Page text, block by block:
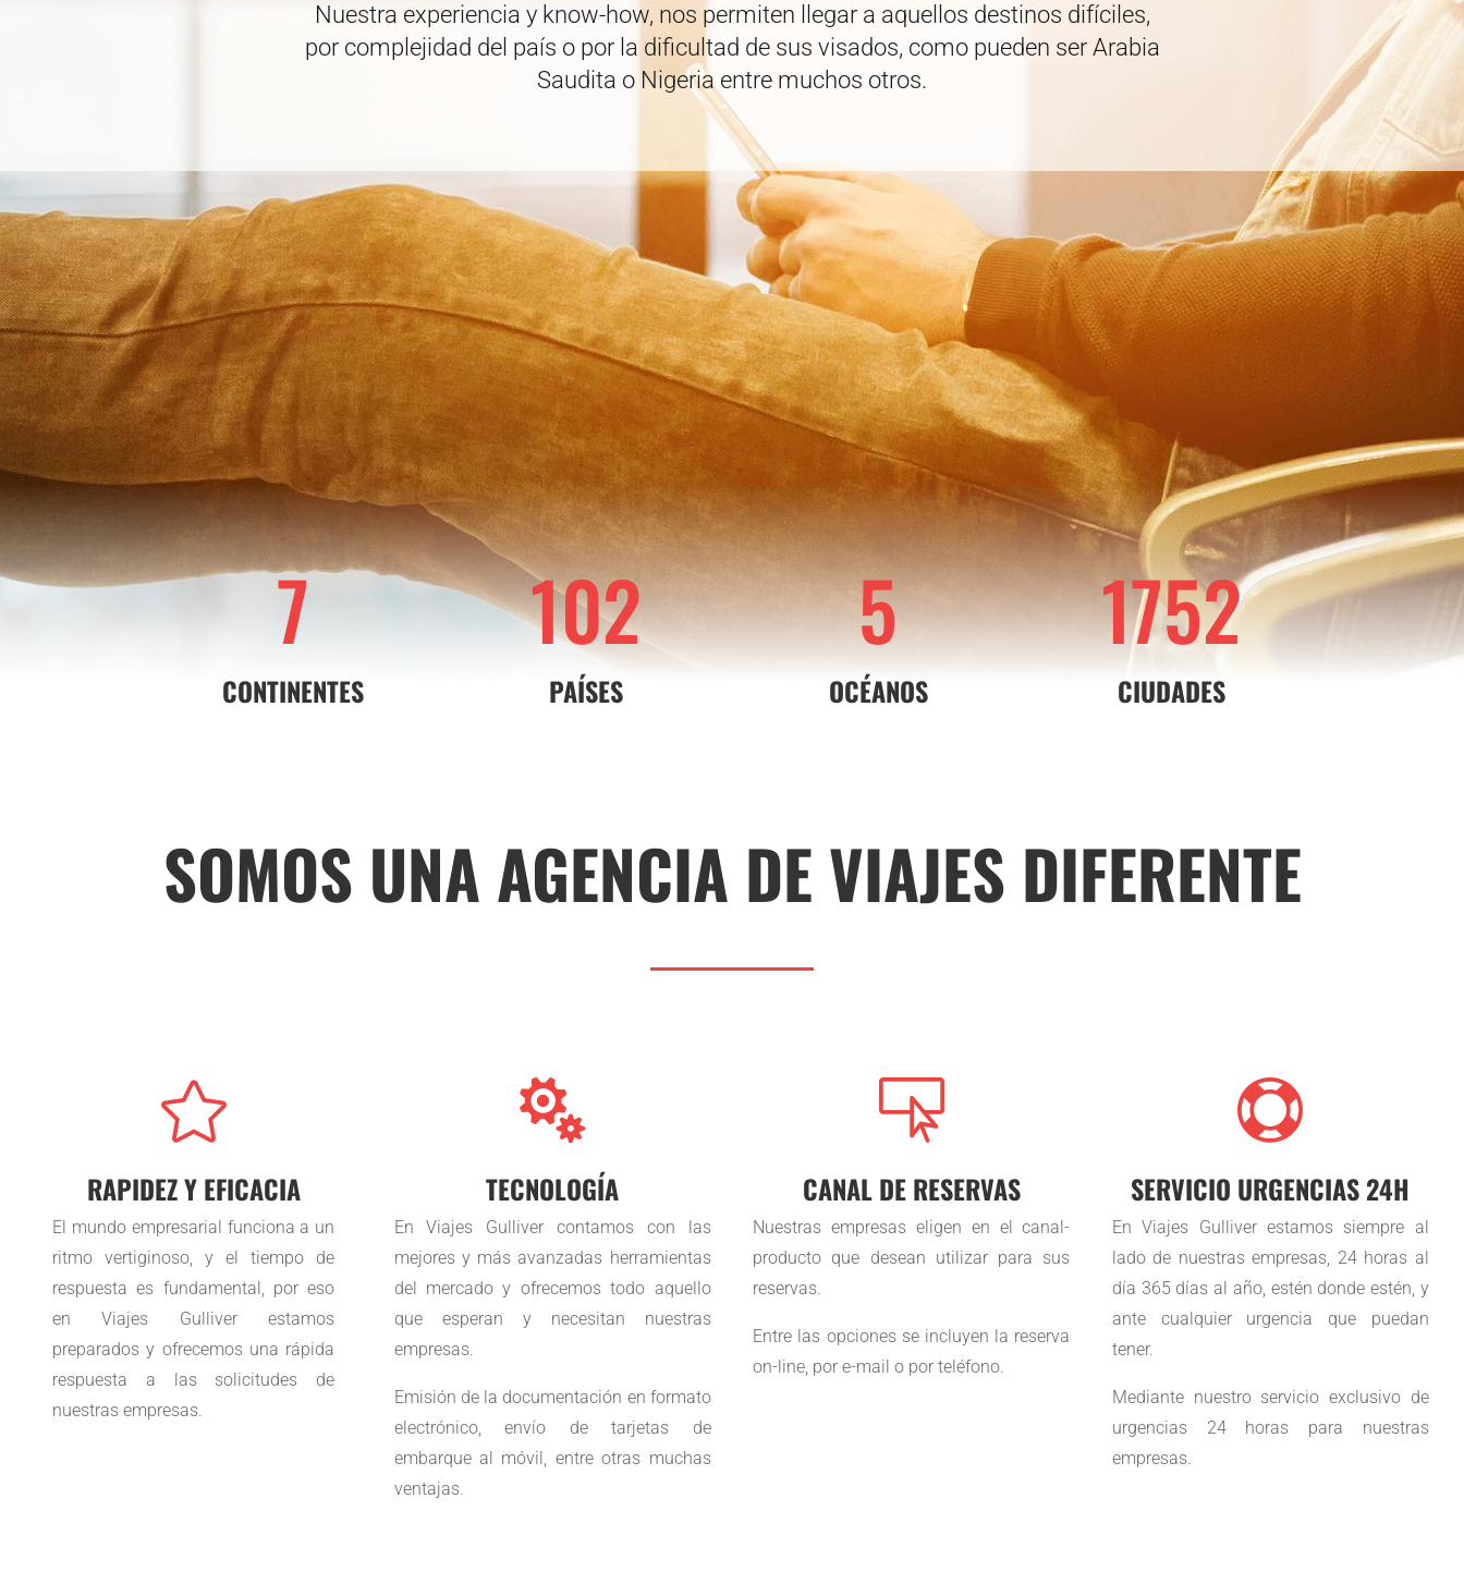
Nuestra experiencia y know-how, nos permiten llegar a aquellos destinos difíciles,
por complejidad del país o por la dificultad de sus visados, como pueden ser Arabia
Saudita o Nigeria entre muchos otros.
7
CONTINENTES
102
PAÍSES
5
OCÉANOS
1752
CIUDADES
SOMOS UNA AGENCIA DE VIAJES DIFERENTE

RAPIDEZ Y EFICACIA
El mundo empresarial funciona a un
ritmo vertiginoso, y el tiempo de
respuesta es fundamental, por eso
en Viajes Gulliver estamos
preparados y ofrecemos una rápida
respuesta a las solicitudes de
nuestras empresas.

TECNOLOGÍA
En Viajes Gulliver contamos con las
mejores y más avanzadas herramientas
del mercado y ofrecemos todo aquello
que esperan y necesitan nuestras
empresas.
Emisión de la documentación en formato
electrónico, envío de tarjetas de
embarque al móvil, entre otras muchas
ventajas.

CANAL DE RESERVAS
Nuestras empresas eligen en el canal-
producto que desean utilizar para sus
reservas.
Entre las opciones se incluyen la reserva
on-line, por e-mail o por teléfono.

SERVICIO URGENCIAS 24H
En Viajes Gulliver estamos siempre al
lado de nuestras empresas, 24 horas al
día 365 días al año, estén donde estén, y
ante cualquier urgencia que puedan
tener.
Mediante nuestro servicio exclusivo de
urgencias 24 horas para nuestras
empresas.